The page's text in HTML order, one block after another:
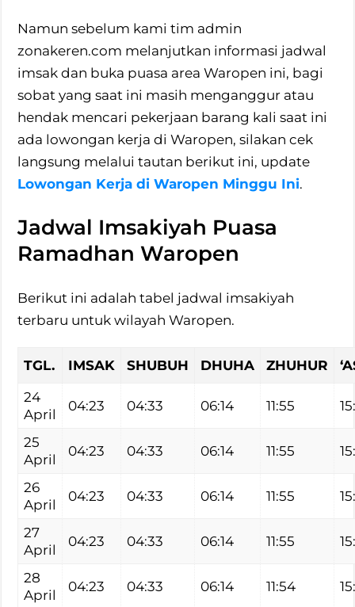
Namun sebelum kami tim admin
zonakeren.com melanjutkan informasi jadwal
imsak dan buka puasa area Waropen ini, bagi
sobat yang saat ini masih menganggur atau
hendak mencari pekerjaan barang kali saat ini
ada lowongan kerja di Waropen, silakan cek
langsung melalui tautan berikut ini, update
Lowongan Kerja di Waropen Minggu Ini.
Jadwal Imsakiyah Puasa
Ramadhan Waropen
Berikut ini adalah tabel jadwal imsakiyah
terbaru untuk wilayah Waropen.
TGL. IMSAK SHUBUH DHUHA ZHUHUR
24
April
04:23 04:33 06:14 11:55
25
April
04:23 04:33 06:14 11:55
26
April
04:23 04:33 06:14 11:55
27
April
04:23 04:33 06:14 11:55
28
April
04:23 04:33 06:14 11:54